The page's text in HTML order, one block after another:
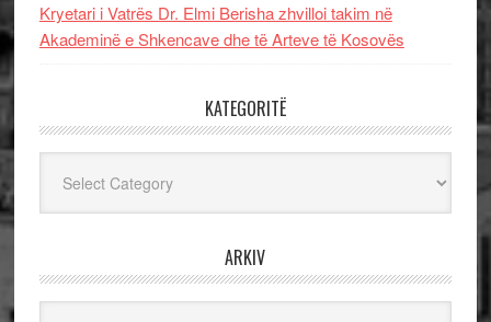
Kryetari i Vatrës Dr. Elmi Berisha zhvilloi takim në
Akademinë e Shkencave dhe të Arteve të Kosovës
KATEGORITË
ARKIV